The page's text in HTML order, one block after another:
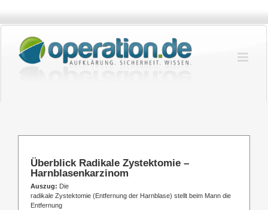
springen
Überblick Radikale Zystektomie –
Harnblasenkarzinom
Auszug: Die
radikale Zystektomie (Entfernung der Harnblase) stellt beim Mann die
Entfernung